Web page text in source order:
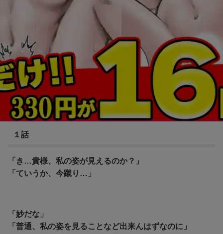
BLEACH 死神代行篇
１話
「き…貴様、私の姿が見えるのか？」
「ていうか、今蹴り…」
「妙だな」
「普通、私の姿を見ることなど出来んはずなのに」